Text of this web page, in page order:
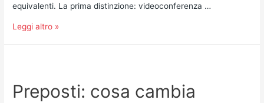
equivalenti. La prima distinzione: videoconferenza …
Leggi altro »
Preposti: cosa cambia